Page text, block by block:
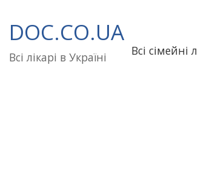
до
вмісту
DOC.CO.UA
Всі лікарі в Україні Всі сімейні